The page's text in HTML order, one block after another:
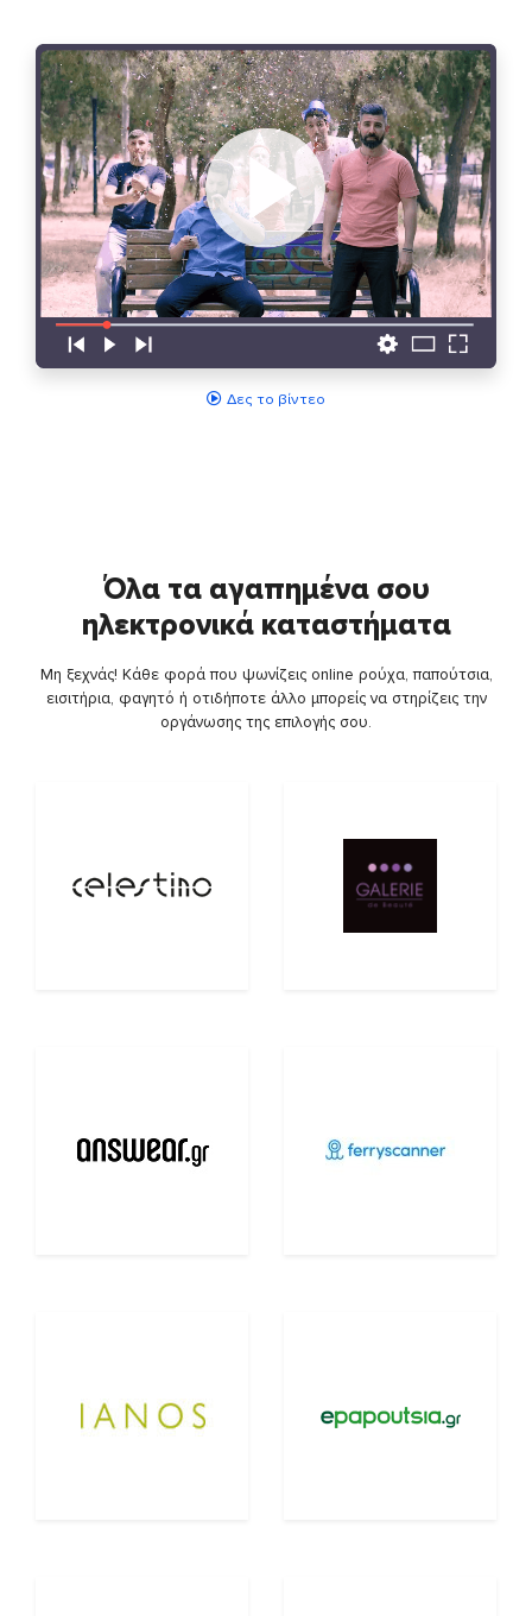
Δες το βίντεο
Όλα τα αγαπημένα σου
ηλεκτρονικά καταστήματα
Μη ξεχνάς! Κάθε φορά που ψωνίζεις online ρούχα, παπούτσια,
εισιτήρια, φαγητό ή οτιδήποτε άλλο μπορείς να στηρίζεις την
οργάνωσης της επιλογής σου.